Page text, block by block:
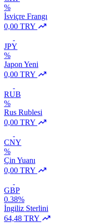
%
İsviçre Frangı
0,00 TRY
JPY
%
Japon Yeni
0,00 TRY
RUB
%
Rus Rublesi
0,00 TRY
CNY
%
Çin Yuanı
0,00 TRY
GBP
0.38%
İngiliz Sterlini
64,48 TRY